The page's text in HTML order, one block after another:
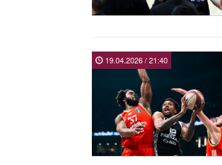
19.04.2026 / 21:40